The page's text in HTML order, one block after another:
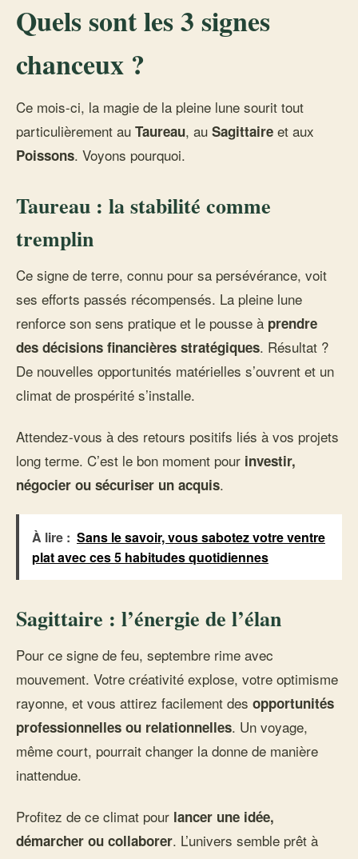
Quels sont les 3 signes
chanceux ?
Ce mois-ci, la magie de la pleine lune sourit tout
particulièrement au Taureau, au Sagittaire et aux
Poissons. Voyons pourquoi.
Taureau : la stabilité comme
tremplin
Ce signe de terre, connu pour sa persévérance, voit
ses efforts passés récompensés. La pleine lune
renforce son sens pratique et le pousse à prendre
des décisions financières stratégiques. Résultat ?
De nouvelles opportunités matérielles s’ouvrent et un
climat de prospérité s’installe.
Attendez-vous à des retours positifs liés à vos projets
long terme. C’est le bon moment pour investir,
négocier ou sécuriser un acquis.
À lire : Sans le savoir, vous sabotez votre ventre
plat avec ces 5 habitudes quotidiennes
Sagittaire : l’énergie de l’élan
Pour ce signe de feu, septembre rime avec
mouvement. Votre créativité explose, votre optimisme
rayonne, et vous attirez facilement des opportunités
professionnelles ou relationnelles. Un voyage,
même court, pourrait changer la donne de manière
inattendue.
Profitez de ce climat pour lancer une idée,
démarcher ou collaborer. L’univers semble prêt à